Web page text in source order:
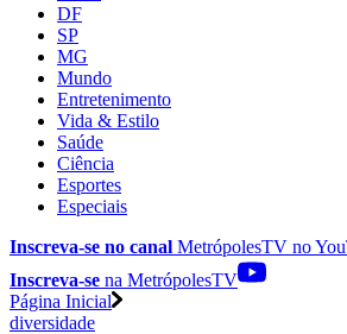
DF
SP
MG
Mundo
Entretenimento
Vida & Estilo
Saúde
Ciência
Esportes
Especiais
Inscreva-se no canal MetrópolesTV no
Inscreva-se na MetrópolesTV
Página Inicial
diversidade